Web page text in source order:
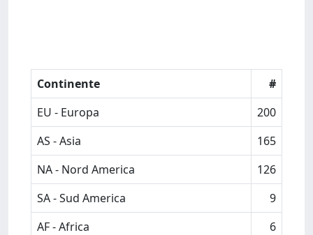
Continente
#
EU - Europa
200
AS - Asia
165
NA - Nord America
126
SA - Sud America
9
AF - Africa
6